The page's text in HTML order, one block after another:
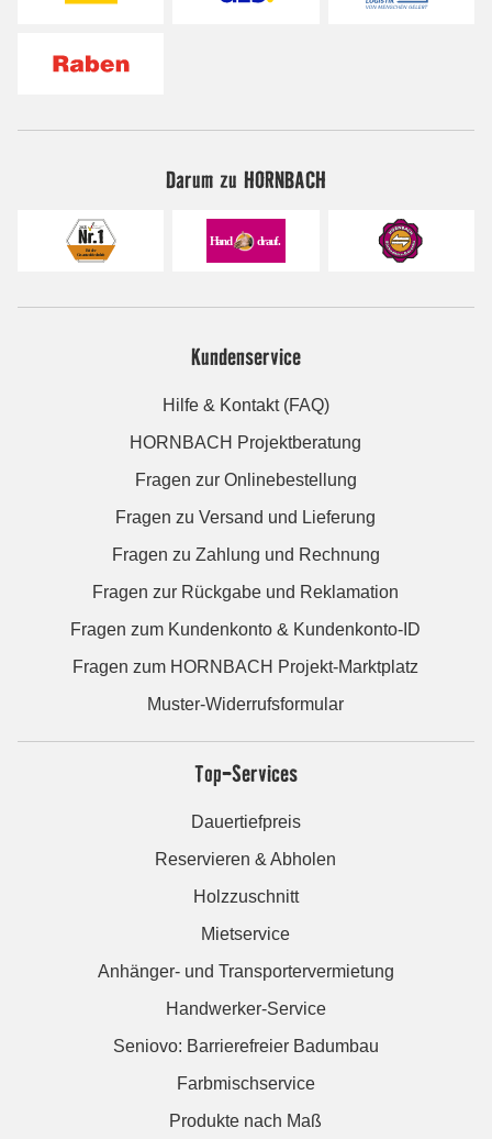
Darum zu HORNBACH
Kundenservice
Hilfe & Kontakt (FAQ)
HORNBACH Projektberatung
Fragen zur Onlinebestellung
Fragen zu Versand und Lieferung
Fragen zu Zahlung und Rechnung
Fragen zur Rückgabe und Reklamation
Fragen zum Kundenkonto & Kundenkonto-ID
Fragen zum HORNBACH Projekt-Marktplatz
Muster-Widerrufsformular
Top-Services
Dauertiefpreis
Reservieren & Abholen
Holzzuschnitt
Mietservice
Anhänger- und Transportervermietung
Handwerker-Service
Seniovo: Barrierefreier Badumbau
Farbmischservice
Produkte nach Maß